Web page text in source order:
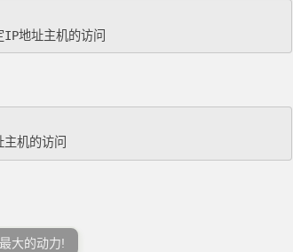
大的动力!